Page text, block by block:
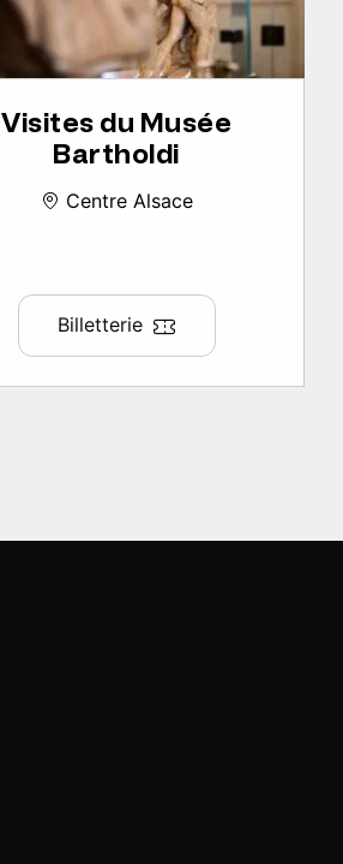
Visites du Musée
Bartholdi
Centre Alsace
Billetterie